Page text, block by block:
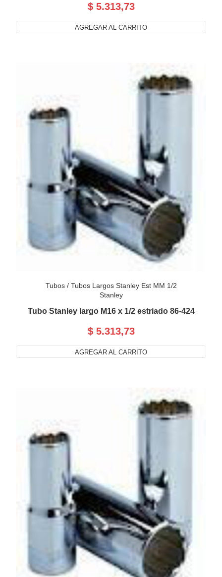
$ 5.313,73
AGREGAR AL CARRITO
Tubos/ Tubos Largos Stanley Est MM 1/2
Stanley
Tubo Stanley largo M16 x 1/2 estriado 86-424
$ 5.313,73
AGREGAR AL CARRITO